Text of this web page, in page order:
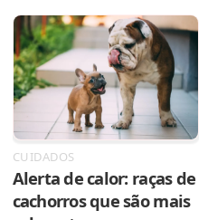
CUIDADOS
Alerta de calor: raças de
cachorros que são mais